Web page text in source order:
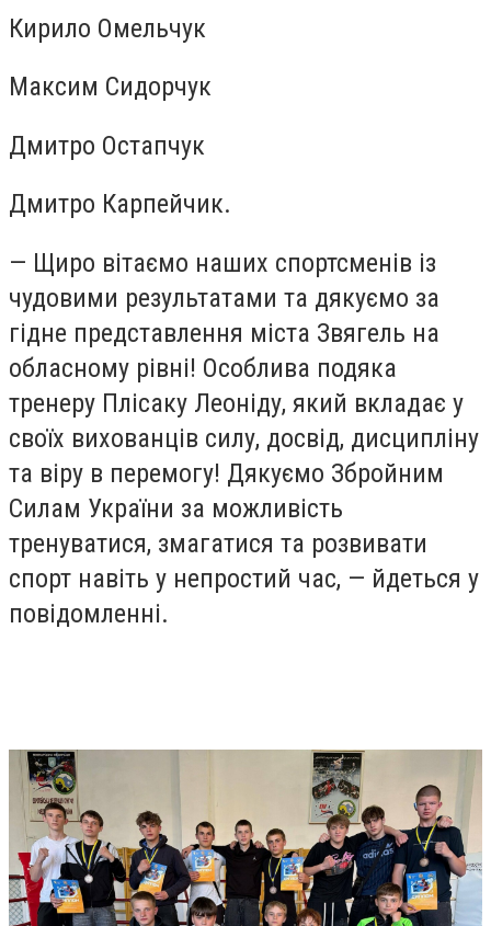
Кирило Омельчук
Максим Сидорчук
Дмитро Остапчук
Дмитро Карпейчик.
— Щиро вітаємо наших спортсменів із
чудовими результатами та дякуємо за
гідне представлення міста Звягель на
обласному рівні! Особлива подяка
тренеру Плісаку Леоніду, який вкладає у
своїх вихованців силу, досвід, дисципліну
та віру в перемогу! Дякуємо Збройним
Силам України за можливість
тренуватися, змагатися та розвивати
спорт навіть у непростий час, — йдеться у
повідомленні.